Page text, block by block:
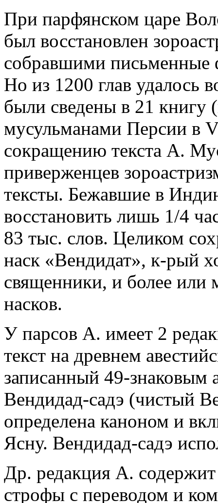
При парфянском царе
был восстановлен
собравшими письменные
Но из 1200 глав удалось
были сведены в 21 книгу
мусульманами Персии в
сокращению текста А.
приверженцев
тексты. Бежавшие в
восстановить лишь 1/4
83 тыс. слов. Целиком
наск «Вендидат», к-рый
священники, и более
насков.
У парсов А. имеет 2
текст на древнем
записанный 49-знаковым
Вендидад-садэ (чистый
определена каноном и
Ясну. Вендидад-садэ
Др. редакция А.
строфы с переводом и